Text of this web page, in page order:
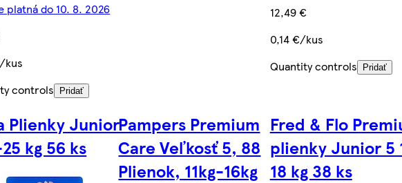
platná do 10. 8. 2026
kus
controls
Pridať
12,49 €
0,14 €/kus
Quantity controls
Pridať
Plienky Junior
kg 56 ks
Pampers Premium
Care Veľkosť 5, 88
Plienok, 11kg-16kg
Fred & Flo
plienky Junior 5
18 kg 38 ks